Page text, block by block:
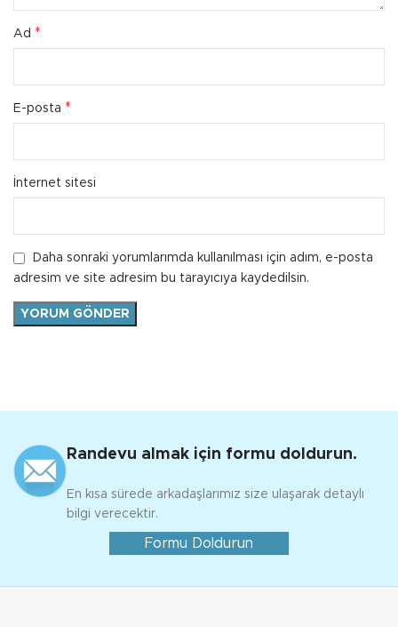
Ad *
E-posta *
İnternet sitesi
Daha sonraki yorumlarımda kullanılması için adım, e-posta
adresim ve site adresim bu tarayıcıya kaydedilsin.
Randevu almak için formu doldurun.
En kısa sürede arkadaşlarımız size ulaşarak detaylı
bilgi verecektir.
Formu Doldurun